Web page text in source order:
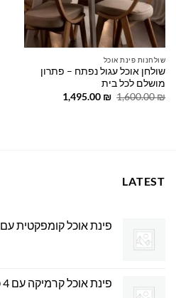
שולחנות פינת אוכל
שולחן אוכל עגול נפתח – פתרון
מושלם לכל בית
1,600.00₪
המחיר
1,495.00 ₪
המחיר
LATEST
פינת אוכל קומפקטית עם 4 כיסאות מרופדים
פינת אוכל קרמיקה עם 4 כיסאות